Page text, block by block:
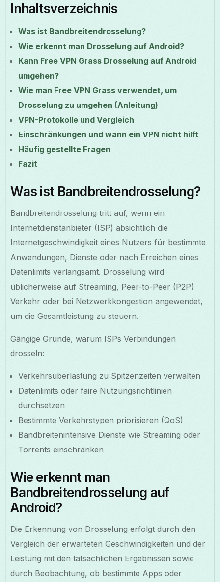
Inhaltsverzeichnis
Was ist Bandbreitendrosselung?
Wie erkennt man Drosselung auf Android?
Kann Free VPN Grass Drosselung auf Android
umgehen?
Wie man Free VPN Grass verwendet, um
Drosselung zu umgehen (Anleitung)
VPN-Protokolle und Vergleich
Einschränkungen und wann ein VPN nicht hilft
Häufig gestellte Fragen
Fazit
Was ist Bandbreitendrosselung?
Bandbreitendrosselung tritt auf, wenn ein
Internetdienstanbieter (ISP) absichtlich die
Internetgeschwindigkeit eines Nutzers für bestimmte
Anwendungen, Dienste oder nach Erreichen eines
Datenlimits verlangsamt. Drosselung wird
üblicherweise auf Streaming, Peer-to-Peer (P2P)
Verkehr oder bei Netzwerkkongestion angewendet,
um die Gesamtleistung zu steuern.
Gängige Gründe, warum ISPs Verbindungen
drosseln:
Verkehrsüberlastung zu Spitzenzeiten verwalten
Datenlimits oder faire Nutzungsrichtlinien
durchsetzen
Bestimmte Verkehrstypen priorisieren (QoS)
Bandbreitenintensive Dienste wie Streaming oder
Torrents einschränken
Wie erkennt man
Bandbreitendrosselung auf
Android?
Die Erkennung von Drosselung erfolgt durch den
Vergleich der erwarteten Geschwindigkeiten und der
Leistung mit den tatsächlichen Ergebnissen sowie
durch Beobachtung, ob bestimmte Apps oder